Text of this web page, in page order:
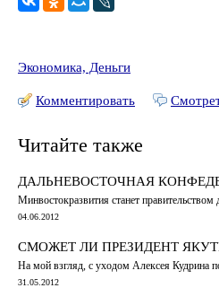
Экономика, Деньги
Комментировать
Читайте также
ДАЛЬНЕВОСТОЧНАЯ
Минвостокразвития станет
04.06.2012
СМОЖЕТ ЛИ ПРЕЗИДЕНТ
На мой взгляд, с уходом Алексея Кудрина
31.05.2012